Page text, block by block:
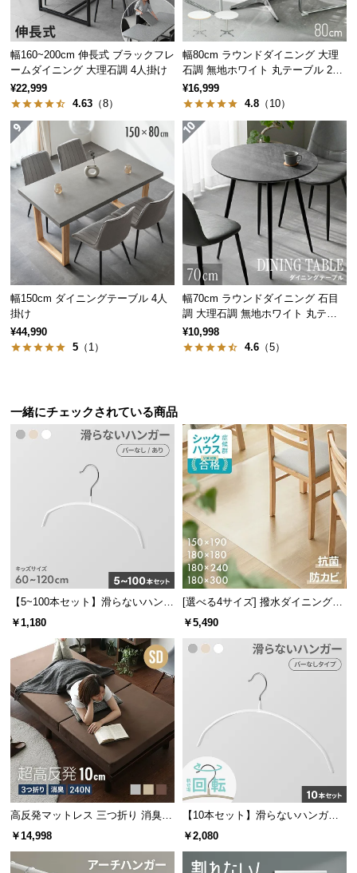
搬
入
経
路
に
つ
い
て
返
キ
ャ
ン
セ
ル
に
い
証
に
約
に
つ
て
お
客
様
サ
ポ
ー
ト
幅160~200cm 伸長式 ブラックフレ
ームダイニング 大理石調 4人掛け
¥22,999
4.63 （8）
幅80cm ラウンドダイニング 大理
石調 無地ホワイト 丸テーブル 2人
掛け
¥16,999
4.8 （10）
幅150cm ダイニングテーブル 4人
掛け
¥44,990
5 （1）
幅70cm ラウンドダイニング 石目
調 大理石調 無地ホワイト 丸テー
ブル 2人掛け
¥10,998
4.6 （5）
一緒にチェックされている商品
【5~100本セット】滑らないハンガ
ー キッズサイズ
￥1,180
[選べる4サイズ] 撥水ダイニングマ
ット
￥5,490
高反発マットレス 三つ折り 消臭
高密度ハード 厚さ10cm SD
￥14,998
【10本セット】滑らないハンガー
回転フック
￥2,080